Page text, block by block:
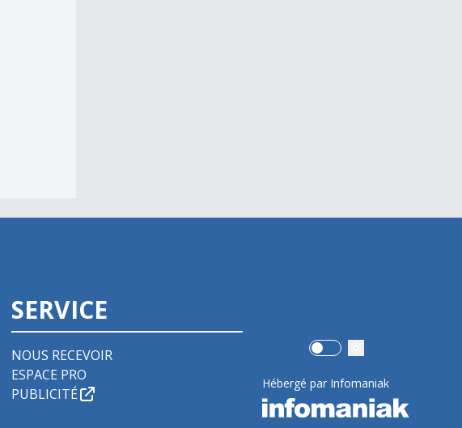
SERVICE
NOUS RECEVOIR
ESPACE PRO
PUBLICITÉ
Use setting
Hébergé par Infomaniak